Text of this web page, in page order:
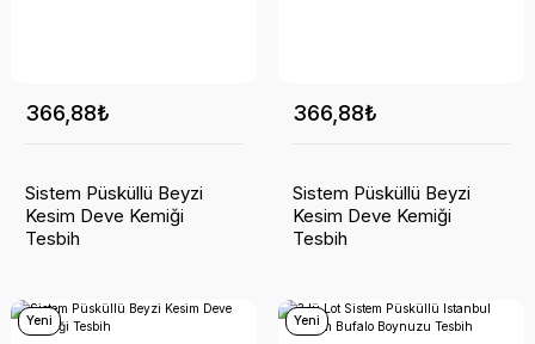
366,88₺
Sistem Püsküllü Beyzi
Kesim Deve Kemiği
Tesbih
366,88₺
Sistem Püsküllü Beyzi
Kesim Deve Kemiği
Tesbih
Yeni Yeni